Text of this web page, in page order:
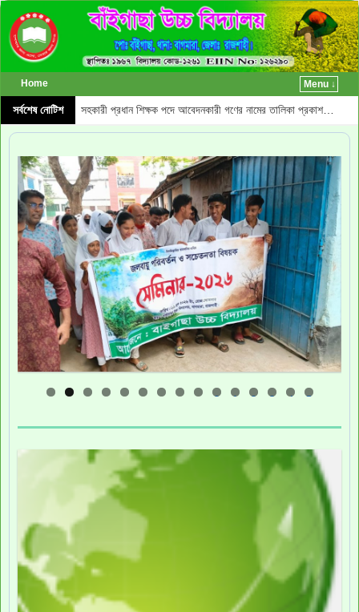
Home Menu ↓
সর্বশেষ নোটিশ
♦ সহকারী প্রধান শিক্ষক পদে আবেদনকারী গণের নামের তালিকা প্রকাশ…